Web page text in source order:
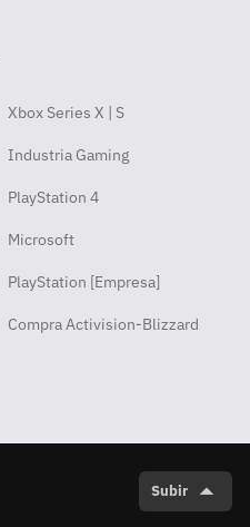
Xbox Series X | S
Industria Gaming
PlayStation 4
Microsoft
PlayStation [Empresa]
Compra Activision-Blizzard
Subir